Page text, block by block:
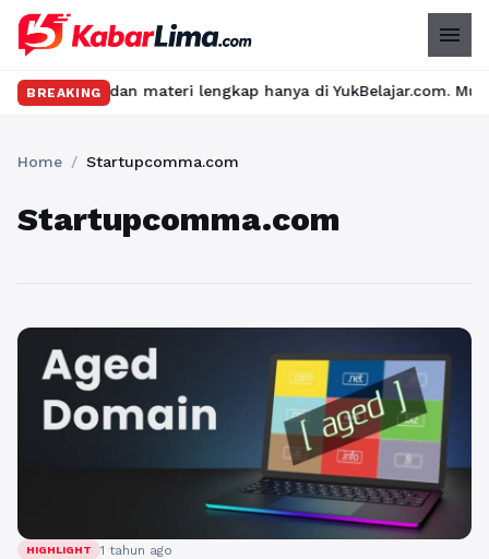
menu
BREAKING
seru dan materi lengkap hanya di YukBelajar.com. Mulai
Home / Startupcomma.com
Startupcomma.com
HIGHLIGHT 1 tahun ago